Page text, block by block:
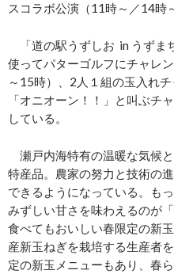
スコラボ公演（11時～／14時
「道の駅うずしお in うずま
使ってパターゴルフにチャレ
～15時）、2人１組の玉入れ
「オニオーン！！」と叫ぶチ
している。
瀬戸内海特有の温暖な気候
特産品。農家の努力と技術の
できるようになっている。も
みずしい甘さを味わえるのが
食べてもおいしい春限定の新
産新玉ねぎを栽培する生産者
定の新玉メニューもあり、春